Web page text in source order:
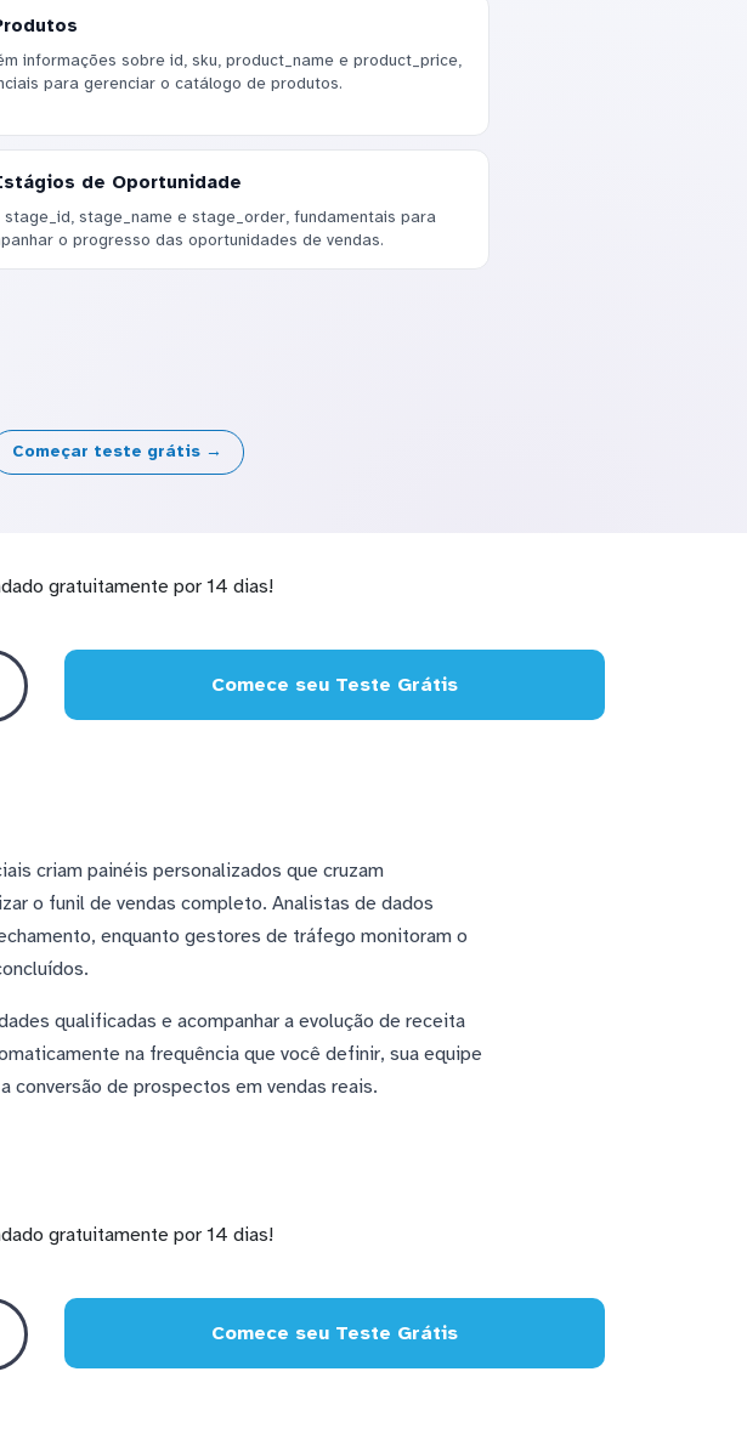
informações sobre id, sku, product_name e product_price,
para gerenciar o catálogo de produtos.
de Oportunidade
stage_id, stage_name e stage_order, fundamentais para
o progresso das oportunidades de vendas.
Começar teste grátis →
gratuitamente por 14 dias!
Comece seu Teste Grátis
criam painéis personalizados que cruzam
o funil de vendas completo. Analistas de dados
enquanto gestores de tráfego monitoram o
qualificadas e acompanhar a evolução de receita
na frequência que você definir, sua equipe
conversão de prospectos em vendas reais.
gratuitamente por 14 dias!
Comece seu Teste Grátis